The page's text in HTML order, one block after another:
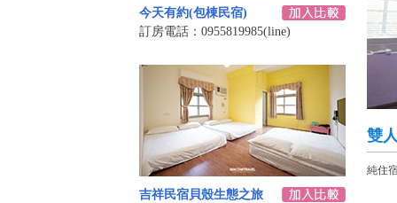
今天有約(包棟民宿)
訂房電話：0955819985(line)
吉祥民宿貝殼生態之旅
雙
純住